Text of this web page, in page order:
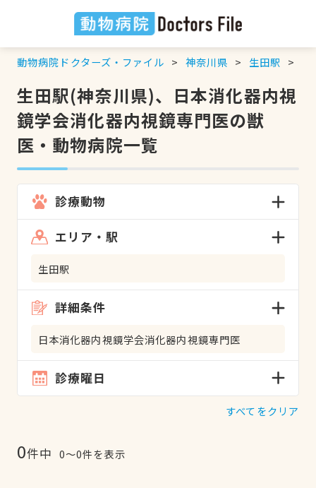
動物病院ドクターズ・ファイル 神奈川県 生田駅
生田駅(神奈川県)、日本消化器内視
鏡学会消化器内視鏡専門医の獣
医・動物病院一覧
診療動物
エリア・駅
生田駅
詳細条件
日本消化器内視鏡学会消化器内視鏡専門医
診療曜日
すべてをクリア
0件中 0〜0件を表示